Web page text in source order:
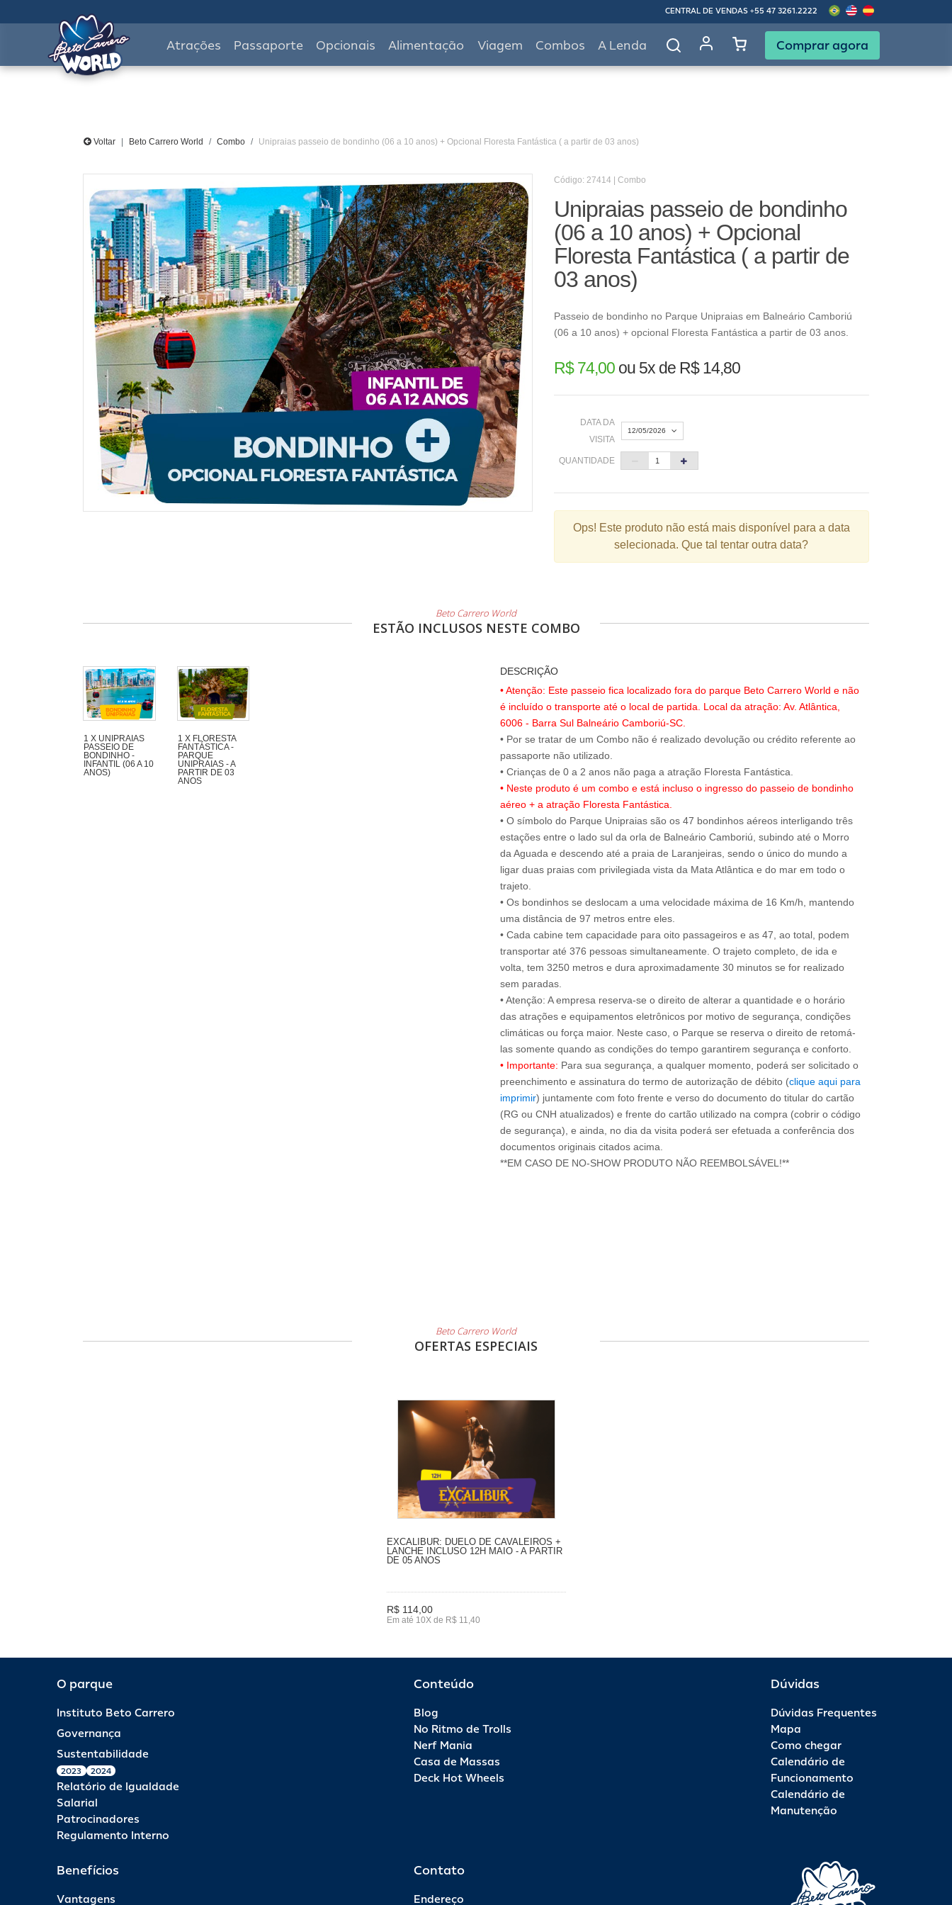
CENTRAL DE VENDAS +55 47 3261.2222
Atrações Passaporte Opcionais Alimentação Viagem Combos A Lenda Comprar agora
Voltar Beto Carrero World Combo Unipraias passeio de bondinho (06 a 10 anos) + Opcional Floresta Fantástica ( a partir de 03 anos)
Código: 27414 | Combo
Unipraias passeio de bondinho
(06 a 10 anos) + Opcional
Floresta Fantástica ( a partir de
03 anos)
Passeio de bondinho no Parque Unipraias em Balneário Camboriú
(06 a 10 anos) + opcional Floresta Fantástica a partir de 03 anos.
R$ 74,00ou 5x de R$ 14,80
DATA DA
VISITA
12/05/2026
1
2 3 4 5 6 7 8
9 10 11 12 13 14 15
QUANTIDADE
Ops! Este produto não está mais disponível para a data
selecionada. Que tal tentar outra data?
Beto Carrero World
ESTÃO INCLUSOS NESTE COMBO
1 X UNIPRAIAS
PASSEIO DE
BONDINHO -
INFANTIL (06 A 10
ANOS)
1 X FLORESTA
FANTÁSTICA -
PARQUE
UNIPRAIAS - A
PARTIR DE 03
ANOS
DESCRIÇÃO
• Atenção: Este passeio fica localizado fora do parque Beto Carrero World e não
é incluído o transporte até o local de partida. Local da atração: Av. Atlântica,
6006 - Barra Sul Balneário Camboriú-SC.
• Por se tratar de um Combo não é realizado devolução ou crédito referente ao
passaporte não utilizado.
• Neste produto é um combo e está incluso o ingresso do passeio de bondinho
aéreo + a atração Floresta Fantástica.
• O símbolo do Parque Unipraias são os 47 bondinhos aéreos interligando três
estações entre o lado sul da orla de Balneário Camboriú, subindo até o Morro
da Aguada e descendo até a praia de Laranjeiras, sendo o único do mundo a
ligar duas praias com privilegiada vista da Mata Atlântica e do mar em todo o
trajeto.
• Os bondinhos se deslocam a uma velocidade máxima de 16 Km/h, mantendo
uma distância de 97 metros entre eles.
• Cada cabine tem capacidade para oito passageiros e as 47, ao total, podem
transportar até 376 pessoas simultaneamente. O trajeto completo, de ida e
volta, tem 3250 metros e dura aproximadamente 30 minutos se for realizado
sem paradas.
• Atenção: A empresa reserva-se o direito de alterar a quantidade e o horário
das atrações e equipamentos eletrônicos por motivo de segurança, condições
climáticas ou força maior. Neste caso, o Parque se reserva o direito de retomá-
• Importante: Para sua segurança, a qualquer momento, poderá ser solicitado o
preenchimento e assinatura do termo de autorização de débito (clique aqui para
imprimir) juntamente com foto frente e verso do documento do titular do cartão
(RG ou CNH atualizados) e frente do cartão utilizado na compra (cobrir o código
de segurança), e ainda, no dia da visita poderá ser efetuada a conferência dos
documentos originais citados acima.
**EM CASO DE NO-SHOW PRODUTO NÃO REEMBOLSÁVEL!**
Beto Carrero World
OFERTAS ESPECIAIS
EXCALIBUR: DUELO DE CAVALEIROS +
LANCHE INCLUSO 12H MAIO - A PARTIR
DE 05 ANOS
R$ 114,00
Em até 10X de R$ 11,40
O parque
Instituto Beto Carrero
Governança
Sustentabilidade
2023 2024
Relatório de Igualdade
Salarial
Patrocinadores
Regulamento Interno
Conteúdo
Blog
No Ritmo de Trolls
Nerf Mania
Casa de Massas
Deck Hot Wheels
Dúvidas
Dúvidas Frequentes
Mapa
Como chegar
Calendário de
Funcionamento
Calendário de
Manutenção
Benefícios
Vantagens
Contato
Endereço